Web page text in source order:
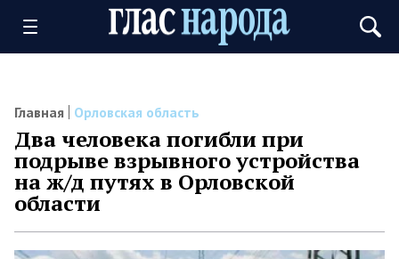
Главная Орловская область
Два человека погибли при
подрыве взрывного устройства
на ж/д путях в Орловской
области